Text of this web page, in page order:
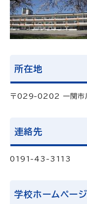
所在地
〒029-0202 一関市
連絡先
0191-43-3113
学校ホームページ